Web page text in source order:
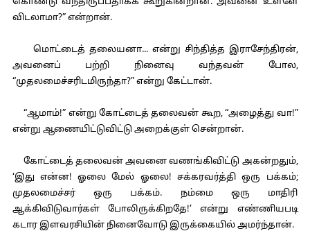
விடலாமா?” என்றான்.
மொட்டைத் தலையனா... என்று சிந்தித்த இராசேந்திரன்,
அவனைப் பற்றி நினைவு வந்தவன் போல,
“முதலமைச்சரிடமிருந்தா?” என்று கேட்டான்.
“ஆமாம்!” என்று கோட்டைத் தலைவன் கூற, “அழைத்து வா!”
என்று ஆணையிட்டுவிட்டு அறைக்குள் சென்றான்.
கோட்டைத் தலைவன் அவனை வணங்கிவிட்டு அகன்றதும்,
‘இது என்ன! ஓலை மேல் ஓலை! சக்கரவர்த்தி ஒரு பக்கம்;
முதலமைச்சர் ஒரு பக்கம். நம்மை ஒரு மாதிரி
ஆக்கிவிடுவார்கள் போலிருக்கிறதே!’ என்று எண்ணியபடி
கடார இளவரசியின் நினைவோடு இருக்கையில் அமர்ந்தான்.